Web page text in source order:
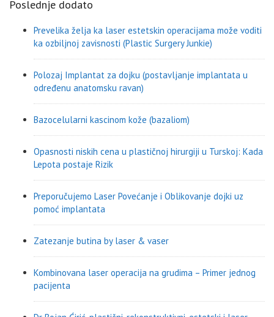
Poslednje dodato
Prevelika želja ka laser estetskin operacijama može voditi
ka ozbiljnoj zavisnosti (Plastic Surgery Junkie)
Polozaj Implantat za dojku (postavljanje implantata u
određenu anatomsku ravan)
Bazocelularni kascinom kože (bazaliom)
Opasnosti niskih cena u plastičnoj hirurgiji u Turskoj: Kada
Lepota postaje Rizik
Preporučujemo Laser Povećanje i Oblikovanje dojki uz
pomoć implantata
Zatezanje butina by laser & vaser
Kombinovana laser operacija na grudima – Primer jednog
pacijenta